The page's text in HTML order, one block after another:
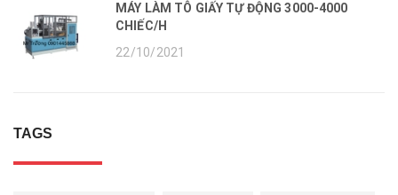
MÁY LÀM TÔ GIẤY TỰ ĐỘNG 3000-4000
CHIẾC/H
22/10/2021
TAGS